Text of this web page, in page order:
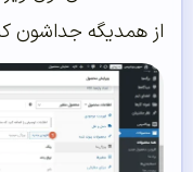
از همدیگه جداشون